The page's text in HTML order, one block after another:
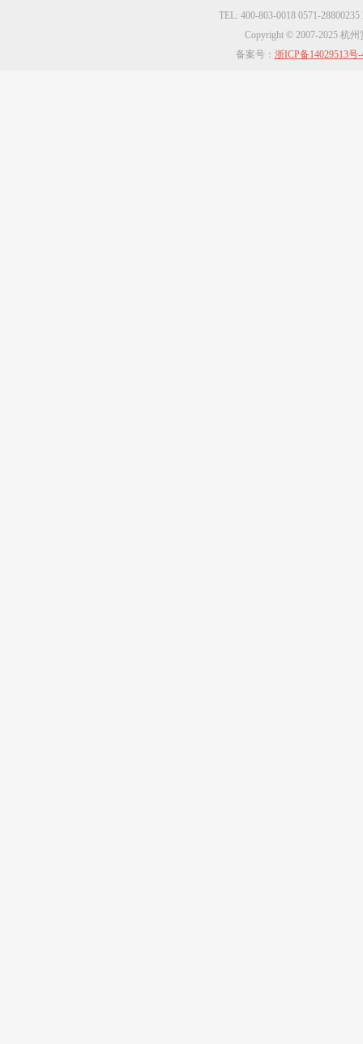
TEL: 400-803-0018 0571-
Copyright © 2007-2025 杭
备案号： 浙ICP备14029513号-